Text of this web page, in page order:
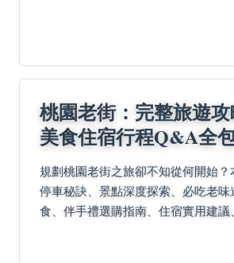
桃園老街：完整旅遊
美食住宿行程Q&A全
規劃桃園老街之旅卻不知從何開始？
停車秘訣、景點深度探索、必吃老
食、伴手禮選購指南、住宿實用建議